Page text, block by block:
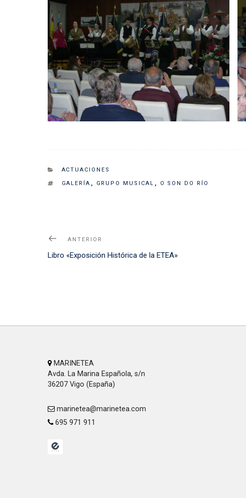
CATEGORIES
ACTUACIONES
TAGS
GALERÍA GRUPO MUSICAL O SON DO RÍO
Navegación
de
Noticia
Anterior
ANTERIOR
Libro «Exposición Histórica de la ETEA»
MARINETEA
Avda. La Marina Española, s/n
36207 Vigo (España)
marinetea@marinetea.com
695 971 911